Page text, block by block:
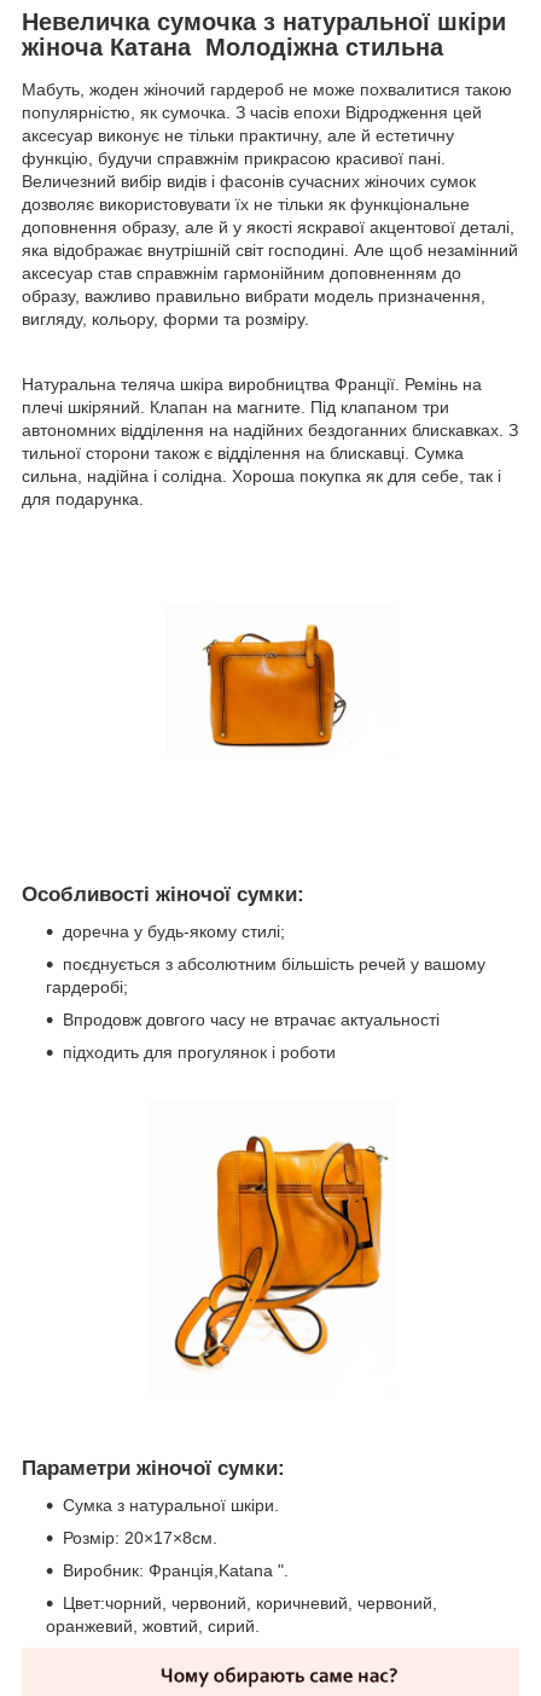
Невеличка сумочка з натуральної шкіри
жіноча Катана Молодіжна стильна
Мабуть, жоден жіночий гардероб не може похвалитися такою
популярністю, як сумочка. З часів епохи Відродження цей
аксесуар виконує не тільки практичну, але й естетичну
функцію, будучи справжнім прикрасою красивої пані.
Величезний вибір видів і фасонів сучасних жіночих сумок
дозволяє використовувати їх не тільки як функціональне
доповнення образу, але й у якості яскравої акцентової деталі,
яка відображає внутрішній світ господині. Але щоб незамінний
аксесуар став справжнім гармонійним доповненням до
образу, важливо правильно вибрати модель призначення,
вигляду, кольору, форми та розміру.
Натуральна теляча шкіра виробництва Франції. Ремінь на
плечі шкіряний. Клапан на магните. Під клапаном три
автономних відділення на надійних бездоганних блискавках. З
тильної сторони також є відділення на блискавці. Сумка
сильна, надійна і солідна. Хороша покупка як для себе, так і
для подарунка.
Особливості жіночої сумки:
доречна у будь-якому стилі;
поєднується з абсолютним більшість речей у вашому
гардеробі;
Впродовж довгого часу не втрачає актуальності
підходить для прогулянок і роботи
Параметри жіночої сумки:
Сумка з натуральної шкіри.
Розмір: 20×17×8см.
Виробник: Франція,Katana ".
Цвет:чорний, червоний, коричневий, червоний,
оранжевий, жовтий, сирий.